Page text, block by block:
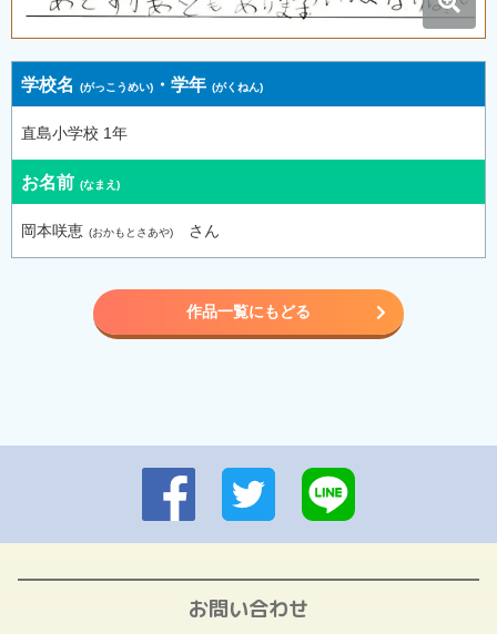
学校名 ・学年
直島小学校 1年
お名前
岡本咲恵 さん
作品一覧にもどる
お問い合わせ